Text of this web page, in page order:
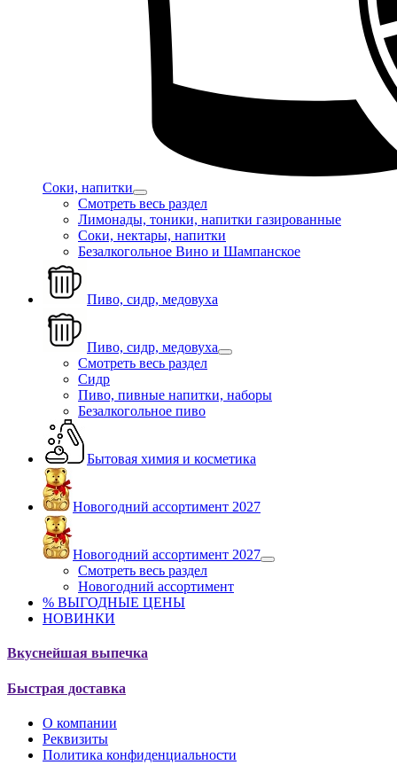
Соки, напитки
Смотреть весь раздел
Лимонады, тоники, напитки газированные
Соки, нектары, напитки
Безалкогольное Вино и Шампанское
Пиво, сидр, медовуха
Пиво, сидр, медовуха
Смотреть весь раздел
Сидр
Пиво, пивные напитки, наборы
Безалкогольное пиво
Бытовая химия и косметика
Новогодний ассортимент 2027
Новогодний ассортимент 2027
Смотреть весь раздел
Новогодний ассортимент
% ВЫГОДНЫЕ ЦЕНЫ
НОВИНКИ
Вкуснейшая выпечка
Быстрая доставка
О компании
Реквизиты
Политика конфиденциальности